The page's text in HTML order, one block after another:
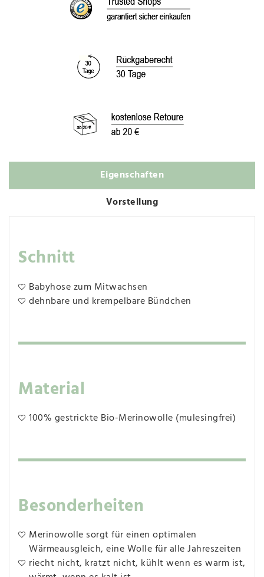
Eigenschaften
Vorstellung
Schnitt
Babyhose zum Mitwachsen
dehnbare und krempelbare Bündchen
Material
100% gestrickte Bio-Merinowolle (mulesingfrei)
Besonderheiten
Merinowolle sorgt für einen optimalen
Wärmeausgleich, eine Wolle für alle Jahreszeiten
riecht nicht, kratzt nicht, kühlt wenn es warm ist,